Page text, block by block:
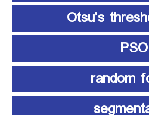
Otsu’s
PSO
random